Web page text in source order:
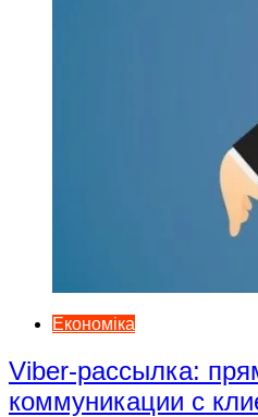
Економіка
Viber-рассылка:
коммуникации с